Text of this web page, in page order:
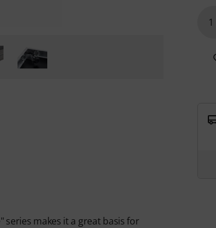
makes it a great basis for
1